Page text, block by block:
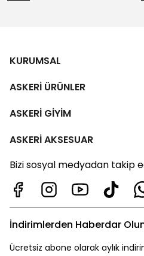
KURUMSAL
ASKERİ ÜRÜNLER
ASKERİ GİYİM
ASKERİ AKSESUAR
Bizi sosyal medyadan takip
İndirimlerden Haberdar
Ücretsiz abone olarak aylık